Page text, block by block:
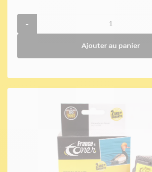
-
Ajouter au panier